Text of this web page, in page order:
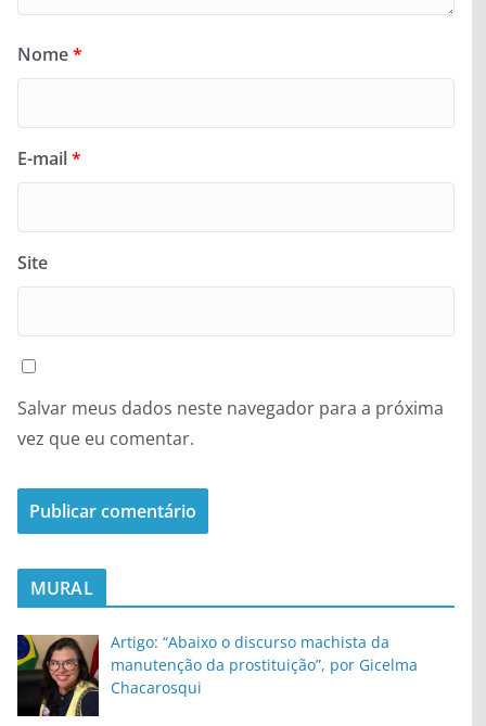
Nome*
E-mail*
Site
Salvar meus dados neste navegador para a próxima
vez que eu comentar.
MURAL
Artigo: “Abaixo o discurso machista da
manutenção da prostituição”, por Gicelma
Chacarosqui